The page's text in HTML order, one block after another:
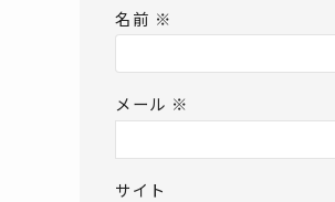
名前 ※
メール ※
サイト